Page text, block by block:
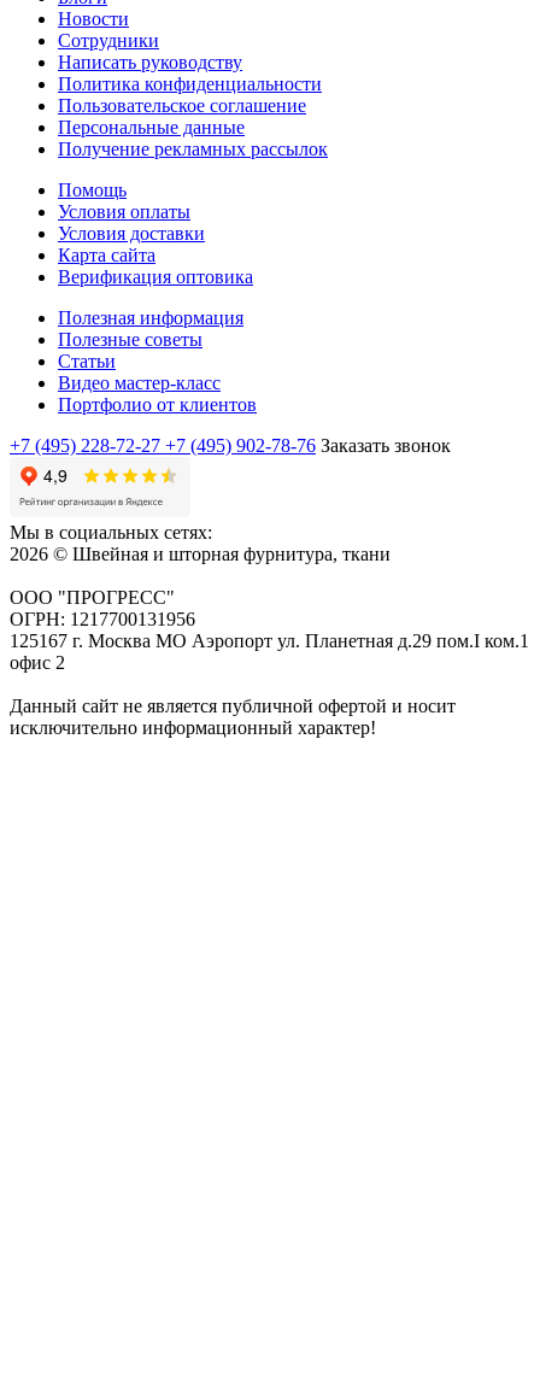
Новости
Сотрудники
Написать руководству
Политика конфиденциальности
Пользовательское соглашение
Персональные данные
Получение рекламных рассылок
Помощь
Условия оплаты
Условия доставки
Карта сайта
Верификация оптовика
Полезная информация
Полезные советы
Статьи
Видео мастер-класс
Портфолио от клиентов
+7 (495) 228-72-27 +7 (495) 902-78-76 Заказать звонок
Мы в социальных сетях:
2026 © Швейная и шторная фурнитура, ткани
ООО "ПРОГРЕСС"
ОГРН: 1217700131956
125167 г. Москва МО Аэропорт ул. Планетная д.29 пом.I ком.1
офис 2
Данный сайт не является публичной офертой и носит
исключительно информационный характер!